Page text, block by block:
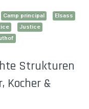
Camp principal
Elsass
Justice
Strukturen
Kocher &